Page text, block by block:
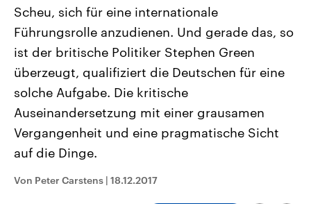
Landtagswahl Sachsen-Anhalt
2026
Alle Informationen
Sachsen-Anhalt wählt am 6.
September 2026 einen neuen
Landtag. Seit 2021 wird das
Bundesland von einer Koalition aus
CDU, SPD und FDP regiert.-
Umfragen, Prognosen,
Wahlprogramme, aktuelle Berichte
und Hintergründe zu den Parteien
und Kandidaten der anstehenden
Wahl.
USA
Aktuelle Beiträge,
Hintergründe
Wirtschaftlich und
gehören die Vereinigten
den mächtigsten Ländern
mit großem Einfluss auf
Sendungen Programm Podcasts
Scheu, sich für eine internationale
Führungsrolle anzudienen. Und gerade das, so
ist der britische Politiker Stephen Green
überzeugt, qualifiziert die Deutschen für eine
solche Aufgabe. Die kritische
Auseinandersetzung mit einer grausamen
Vergangenheit und eine pragmatische Sicht
auf die Dinge.
Von Peter Carstens | 18.12.2017